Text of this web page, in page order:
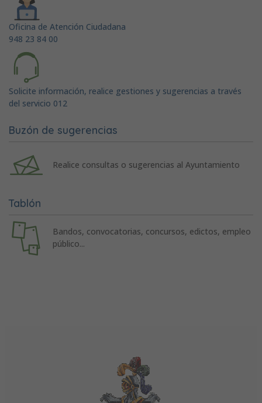
Oficina de Atención Ciudadana
948 23 84 00
Solicite información, realice gestiones y sugerencias a través
del servicio 012
Buzón de sugerencias
Realice consultas o sugerencias al Ayuntamiento
Tablón
Bandos, convocatorias, concursos, edictos, empleo
público...